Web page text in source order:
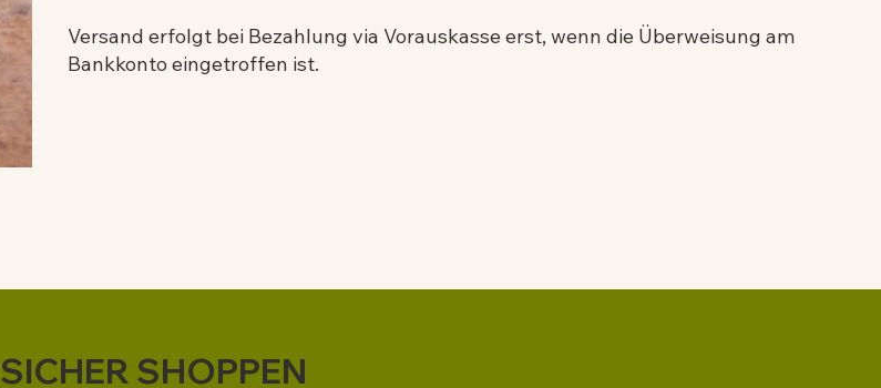
Versand erfolgt bei Bezahlung via Vorauskasse erst, wenn die Überweisung am
Bankkonto eingetroffen ist.
SICHER SHOPPEN